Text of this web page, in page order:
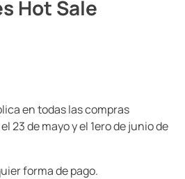
Hot Sale
en todas las compras
23 de mayo y el 1ero de junio de
forma de pago.